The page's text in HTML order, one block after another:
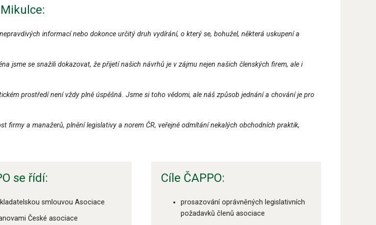
informací nebo dokonce určitý druh vydírání, o který se, bohužel, některá uskupení a
jsme se snažili dokazovat, že přijetí našich návrhů je v zájmu nejen našich členských firem, ale i
prostředí není vždy plně úspěšná. Jsme si toho vědomi, ale náš způsob jednání a chování je pro
firmy a manažerů, plnění legislativy a norem ČR, veřejné odmítání nekalých obchodních praktik,
se řídí:
smlouvou Asociace
České asociace
Cíle ČAPPO:
prosazování oprávněných legislativních
požadavků členů asociace